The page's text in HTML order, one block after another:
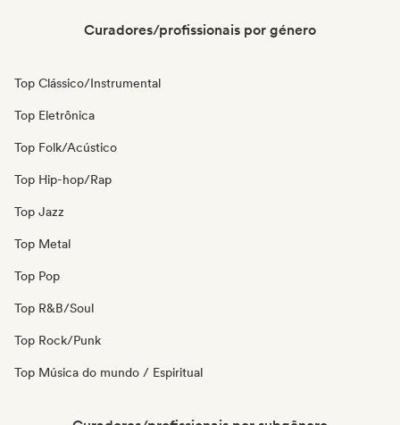
Curadores/profissionais por género
Top Clássico/Instrumental
Top Eletrônica
Top Folk/Acústico
Top Hip-hop/Rap
Top Jazz
Top Metal
Top Pop
Top R&B/Soul
Top Rock/Punk
Top Música do mundo / Espiritual